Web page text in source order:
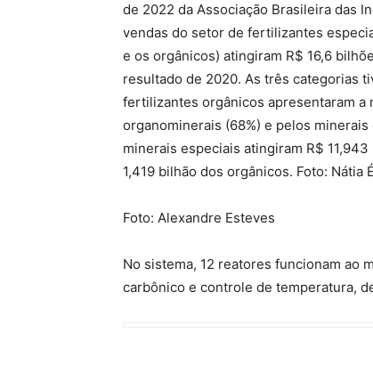
de 2022 da Associação Brasileira das
vendas do setor de fertilizantes
e os orgânicos) atingiram R$ 16,6
resultado de 2020. As três categorias
fertilizantes orgânicos apresentaram a
organominerais (68%) e pelos
minerais especiais atingiram R$
1,419 bilhão dos orgânicos. Foto: Nátia
Foto: Alexandre Esteves
No sistema, 12 reatores funcionam ao
carbônico e controle de temperatura,